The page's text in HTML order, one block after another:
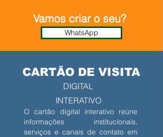
Vamos criar o seu?
WhatsApp
CARTÃO DE VISITA
DIGITAL
INTERATIVO
O cartão digital interativo reúne
informações institucionais,
serviços e canais de contato em